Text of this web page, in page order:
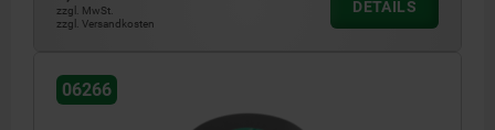
zzgl. MwSt.
zzgl. Versandkosten
DETAILS
06266